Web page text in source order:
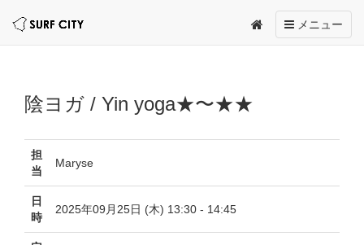
Toggle
navigation
メニュー
陰ヨガ / Yin yoga★〜★★
担
当
Maryse
日
時
2025年09月25日 (木) 13:30 - 14:45